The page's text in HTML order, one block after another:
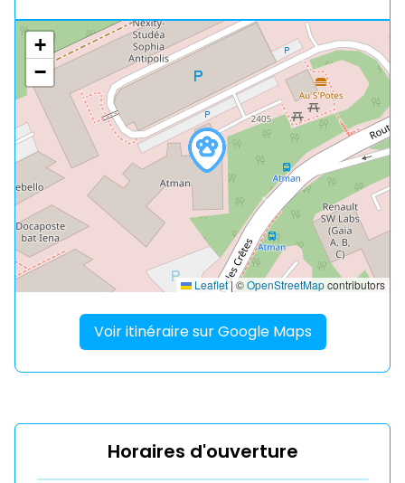
+
−
Leaflet| ©OpenStreetMapcontributors
Voir itinéraire sur Google Maps
Horaires d'ouverture